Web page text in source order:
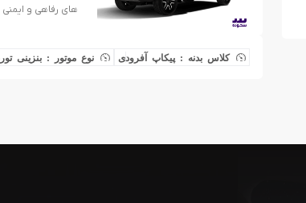
های رفاهی و ایمنی
کلاس بدنه : پیکاپ آفرودی نوع موتور : بنزینی